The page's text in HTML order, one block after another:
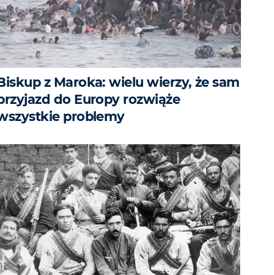
z Maroka: wielu wierzy, że sam
do Europy rozwiąże
problemy